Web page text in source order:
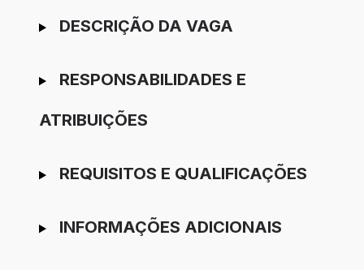
Ir para candidatura
DESCRIÇÃO DA VAGA
RESPONSABILIDADES E
ATRIBUIÇÕES
REQUISITOS E QUALIFICAÇÕES
INFORMAÇÕES ADICIONAIS